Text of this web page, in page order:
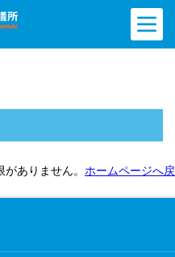
ありません。 ホームページへ戻